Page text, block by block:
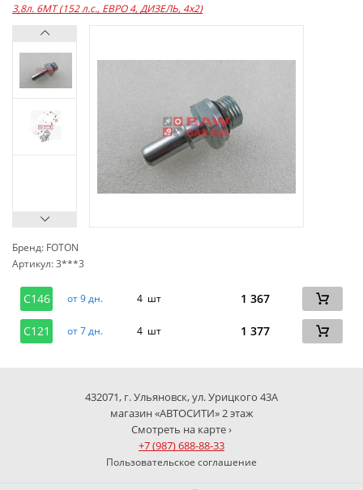
3,8л. 6MT (152 л.с., ЕВРО 4, ДИЗЕЛЬ, 4x2)
Бренд: FOTON
Артикул: 3***3
C146 от 9 дн. 4 шт 1 367
C121 от 7 дн. 4 шт 1 377
432071, г. Ульяновск, ул. Урицкого 43А
магазин «АВТОСИТИ» 2 этаж
Смотреть на карте ›
+7 (987) 688-88-33
Пользовательское соглашение